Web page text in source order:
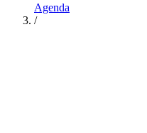
Agenda
/